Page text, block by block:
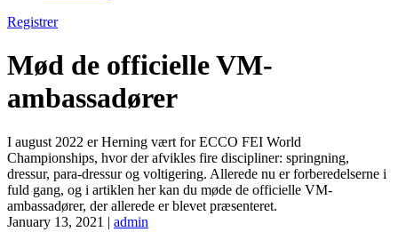
Registrer
Mød de officielle VM-
ambassadører
I august 2022 er Herning vært for ECCO FEI World
Championships, hvor der afvikles fire discipliner: springning,
dressur, para-dressur og voltigering. Allerede nu er forberedelserne i
fuld gang, og i artiklen her kan du møde de officielle VM-
ambassadører, der allerede er blevet præsenteret.
January 13, 2021 | admin